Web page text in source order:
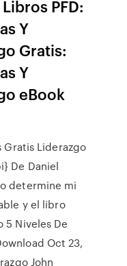
PFD:
Y
Gratis:
Y
eBook
Gratis Liderazgo
De Daniel
determine mi
y el libro
5 Niveles De
Oct 23,
John